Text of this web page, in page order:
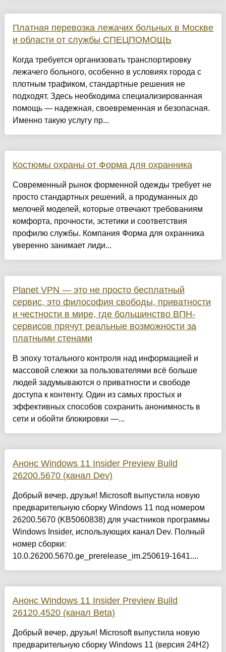
Платная перевозка лежачих больных в Москве
и области от службы СПЕЦПОМОЩЬ
Когда требуется организовать транспортировку
лежачего больного, особенно в условиях города с
плотным трафиком, стандартные решения не
подходят. Здесь необходима специализированная
помощь — надежная, своевременная и безопасная.
Именно такую услугу пр...
Костюмы охраны от Форма для охранника
Современный рынок форменной одежды требует не
просто стандартных решений, а продуманных до
мелочей моделей, которые отвечают требованиям
комфорта, прочности, эстетики и соответствия
профилю службы. Компания Форма для охранника
уверенно занимает лиди...
Planet VPN — это не просто бесплатный
сервис, это философия свободы, приватности
и честности в мире, где большинство ВПН-
сервисов прячут реальные возможности за
платными стенами
В эпоху тотального контроля над информацией и
массовой слежки за пользователями всё больше
людей задумываются о приватности и свободе
доступа к контенту. Один из самых простых и
эффективных способов сохранить анонимность в
сети и обойти блокировки —...
Анонс Windows 11 Insider Preview Build
26200.5670 (канал Dev)
Добрый вечер, друзья! Microsoft выпустила новую
предварительную сборку Windows 11 под номером
26200.5670 (KB5060838) для участников программы
Windows Insider, использующих канал Dev. Полный
номер сборки:
10.0.26200.5670.ge_prerelease_im.250619-1641....
Анонс Windows 11 Insider Preview Build
26120.4520 (канал Beta)
Добрый вечер, друзья! Microsoft выпустила новую
предварительную сборку Windows 11 (версия 24H2)